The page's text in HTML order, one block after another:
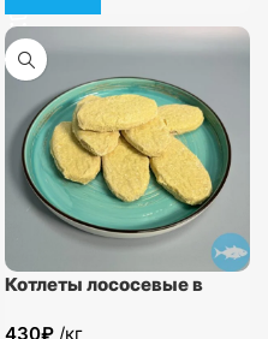
Котлеты лососевые в
430₽ /кг